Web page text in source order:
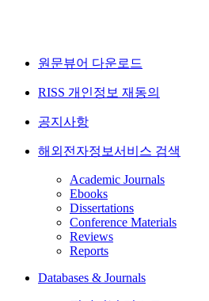
원문뷰어 다운로드
RISS 개인정보 재동의
공지사항
해외전자정보서비스 검색
Academic Journals
Ebooks
Dissertations
Conference Materials
Reviews
Reports
Databases & Journals